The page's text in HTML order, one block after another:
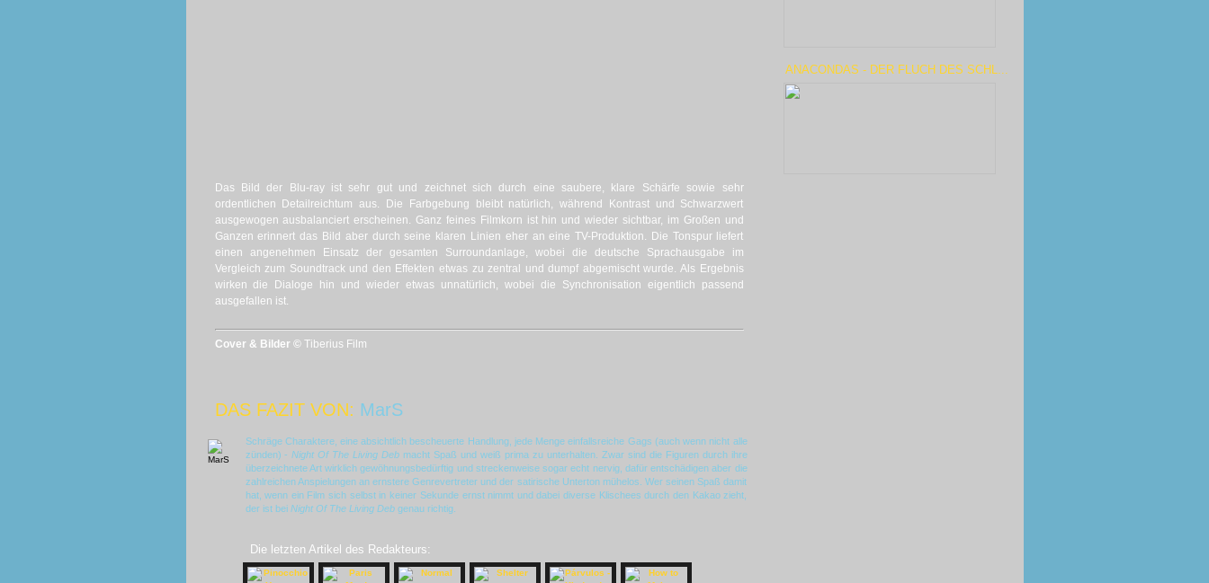
Das Bild der Blu-ray ist sehr gut und zeichnet sich durch eine saubere, klare Schärfe sowie sehr
ordentlichen Detailreichtum aus. Die Farbgebung bleibt natürlich, während Kontrast und Schwarzwert
ausgewogen ausbalanciert erscheinen. Ganz feines Filmkorn ist hin und wieder sichtbar, im Großen und
Ganzen erinnert das Bild aber durch seine klaren Linien eher an eine TV-Produktion. Die Tonspur liefert
einen angenehmen Einsatz der gesamten Surroundanlage, wobei die deutsche Sprachausgabe im
Vergleich zum Soundtrack und den Effekten etwas zu zentral und dumpf abgemischt wurde. Als Ergebnis
wirken die Dialoge hin und wieder etwas unnatürlich, wobei die Synchronisation eigentlich passend
ausgefallen ist.
Cover & Bilder © Tiberius Film
DAS FAZIT VON: MarS
Schräge Charaktere, eine absichtlich bescheuerte Handlung, jede Menge einfallsreiche Gags (auch wenn nicht alle
zünden) -Night Of The Living Deb macht Spaß und weiß prima zu unterhalten. Zwar sind die Figuren durch ihre
überzeichnete Art wirklich gewöhnungsbedürftig und streckenweise sogar echt nervig, dafür entschädigen aber die
zahlreichen Anspielungen an ernstere Genrevertreter und der satirische Unterton mühelos. Wer seinen Spaß damit
hat, wenn ein Film sich selbst in keiner Sekunde ernst nimmt und dabei diverse Klischees durch den Kakao zieht,
der ist bei Night Of The Living Deb genau richtig.
Die letzten Artikel des Redakteurs:
ANACONDAS - DER FLUCH DES SCHL...